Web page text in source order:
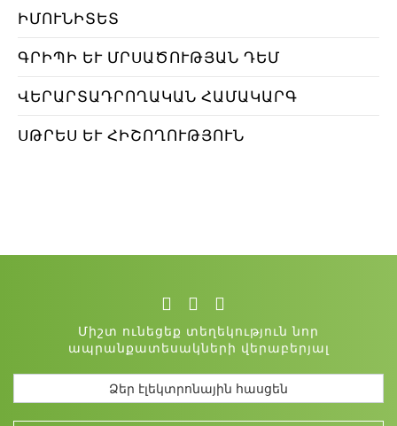
ԻՄՈՒՆԻՏԵՏ
ԳՐԻՊԻ ԵՒ ՄՐՍԱԾՈՒԹՅԱՆ ԴԵՄ
ՎԵՐԱՐՏԱԴՐՈՂԱԿԱՆ ՀԱՄԱԿԱՐԳ
ՍԹՐԵՍ ԵՒ ՀԻՇՈՂՈՒԹՅՈՒՆ
Միշտ ունեցեք տեղեկություն նոր
ապրանքատեսակների վերաբերյալ